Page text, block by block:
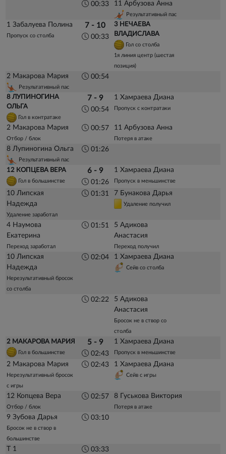
00:33 11 Арбузова Анна
Результативный пас
1 Забалуева Полина
Пропуск со столба
7 - 10
00:33
3 НЕЧАЕВА
ВЛАДИСЛАВА
Гол со столба
1я линия центр (шестая
позиция)
2 Макарова Мария
Результативный пас
00:54
8 ЛУПИНОГИНА
ОЛЬГА
Гол в контратаке
7 - 9
00:54
1 Хамраева Диана
Пропуск с контратаки
2 Макарова Мария
Отбор / блок
00:57 11 Арбузова Анна
Потеря в атаке
8 Лупиногина Ольга
Результативный пас
01:26
12 КОПЦЕВА ВЕРА
Гол в большинстве
6 - 9
01:26
1 Хамраева Диана
Пропуск в меньшинстве
10 Липская
Надежда
Удаление заработал
01:31 7 Бунакова Дарья
Удаление получил
4 Наумова
Екатерина
Переход заработал
01:51
5 Адикова
Анастасия
Переход получил
10 Липская
Надежда
Нерезультативный бросок
со столба
02:04 1 Хамраева Диана
Сейв со столба
02:22
5 Адикова
Анастасия
Бросок не в створ со
столба
2 МАКАРОВА МАРИЯ
Гол в большинстве
5 - 9
02:43
1 Хамраева Диана
Пропуск в меньшинстве
2 Макарова Мария
Нерезультативный бросок
с игры
02:43 1 Хамраева Диана
Сейв с игры
12 Копцева Вера
Отбор / блок
02:57 8 Гуськова Виктория
Потеря в атаке
9 Зубова Дарья
Бросок не в створ в
большинстве
03:10
Т 1 03:33